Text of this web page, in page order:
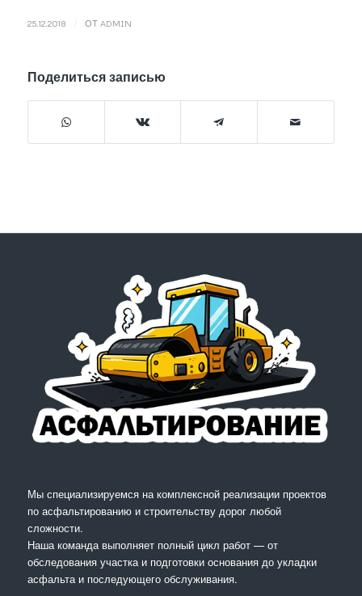
25.12.2018 ОТ ADMIN
Поделиться записью
Мы специализируемся на комплексной реализации проектов
по асфальтированию и строительству дорог любой
сложности.
Наша команда выполняет полный цикл работ — от
обследования участка и подготовки основания до укладки
асфальта и последующего обслуживания.